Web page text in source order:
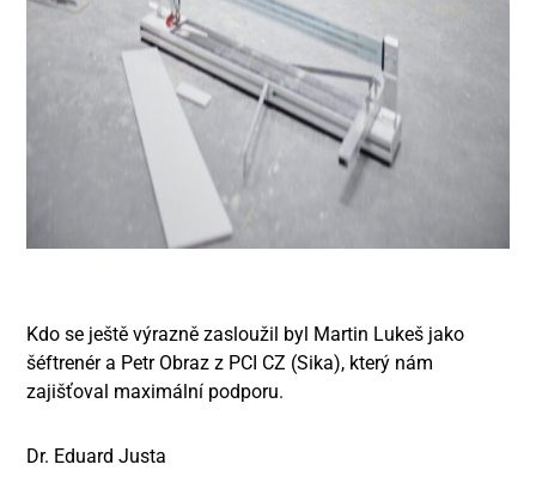
Kdo se ještě výrazně zasloužil byl Martin Lukeš jako
šéftrenér a Petr Obraz z PCI CZ (Sika), který nám
zajišťoval maximální podporu.
Dr. Eduard Justa